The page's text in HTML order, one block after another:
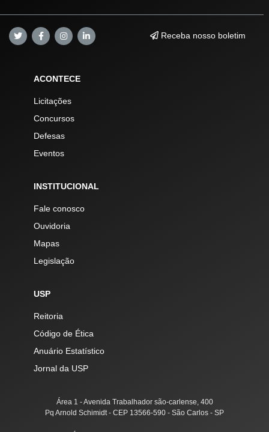
Receba nosso boletim
ACONTECE
Licitações
Concursos
Defesas
Eventos
INSTITUCIONAL
Fale conosco
Ouvidoria
Mapas
Legislação
USP
Reitoria
Código de Ética
Anuário Estatístico
Jornal da USP
Área 1 - Avenida Trabalhador são-carlense, 400
Pq Arnold Schimidt - CEP 13566-590 - São Carlos - SP